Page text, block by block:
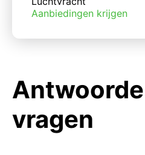
Aanbiedingen krijgen
vragen